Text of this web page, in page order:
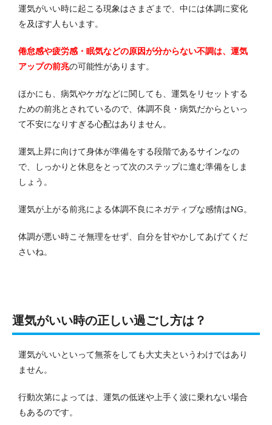
運気がいい時に起こる現象はさまざまで、中には体調に変化
を及ぼす人もいます。
倦怠感や疲労感・眠気などの原因が分からない不調は、運気
アップの前兆の可能性があります。
ほかにも、病気やケガなどに関しても、運気をリセットする
ための前兆とされているので、体調不良・病気だからといっ
て不安になりすぎる心配はありません。
運気上昇に向けて身体が準備をする段階であるサインなの
で、しっかりと休息をとって次のステップに進む準備をしま
しょう。
運気が上がる前兆による体調不良にネガティブな感情はNG。
体調が悪い時こそ無理をせず、自分を甘やかしてあげてくだ
さいね。
運気がいい時の正しい過ごし方は？
運気がいいといって無茶をしても大丈夫というわけではあり
ません。
行動次第によっては、運気の低迷や上手く波に乗れない場合
もあるのです。